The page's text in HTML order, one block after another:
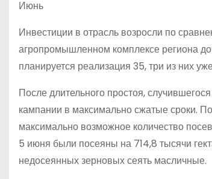
Июнь
Инвестиции в отрасль возросли по
агропромышленном комплексе региона
планируется реализация 35, три из них
После длительного простоя,
кампании в максимально сжатые сроки.
максимально возможное количество
5 июня были посеяны на 714,8 тысячи
недосеянных зерновых сеять масличные.